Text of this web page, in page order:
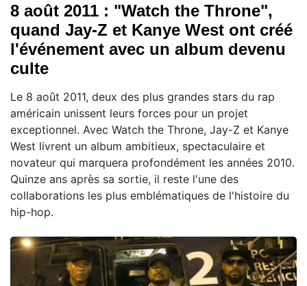
8 août 2011 : "Watch the Throne",
quand Jay-Z et Kanye West ont créé
l'événement avec un album devenu
culte
Le 8 août 2011, deux des plus grandes stars du rap
américain unissent leurs forces pour un projet
exceptionnel. Avec Watch the Throne, Jay-Z et Kanye
West livrent un album ambitieux, spectaculaire et
novateur qui marquera profondément les années 2010.
Quinze ans après sa sortie, il reste l'une des
collaborations les plus emblématiques de l'histoire du
hip-hop.